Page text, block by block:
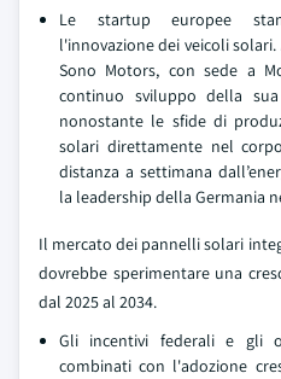
Le startup europee
l'innovazione dei veicoli
Sono Motors, con sede a
continuo sviluppo della
nonostante le sfide di
solari direttamente nel
distanza a settimana
la leadership della Germania
Il mercato dei pannelli solari
dovrebbe sperimentare una
dal 2025 al 2034.
Gli incentivi federali e gli
combinati con l'adozione